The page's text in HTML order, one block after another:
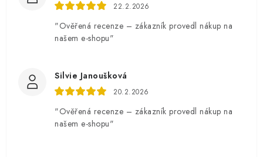
22.2.2026
"Ověřená recenze – zákazník provedl nákup na
našem e-shopu"
Silvie Janoušková
20.2.2026
"Ověřená recenze – zákazník provedl nákup na
našem e-shopu"